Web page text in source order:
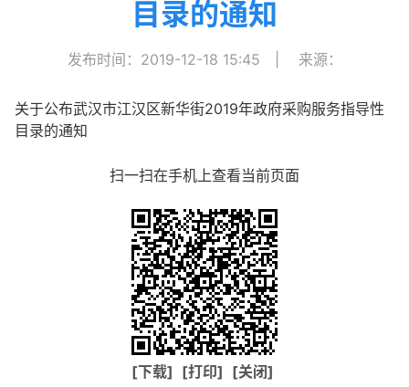
目录的通知
发布时间：2019-12-18 15:45 来源：
关于公布武汉市江汉区新华街2019年政府采购服务指导性
目录的通知
扫一扫在手机上查看当前页面
[下载] [打印] [关闭]